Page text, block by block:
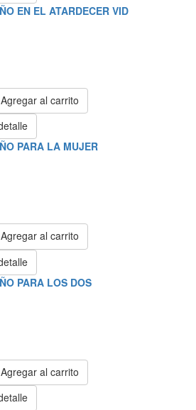
EN EL ATARDECER VID
Agregar al carrito
PARA LA MUJER
Agregar al carrito
PARA LOS DOS
Agregar al carrito